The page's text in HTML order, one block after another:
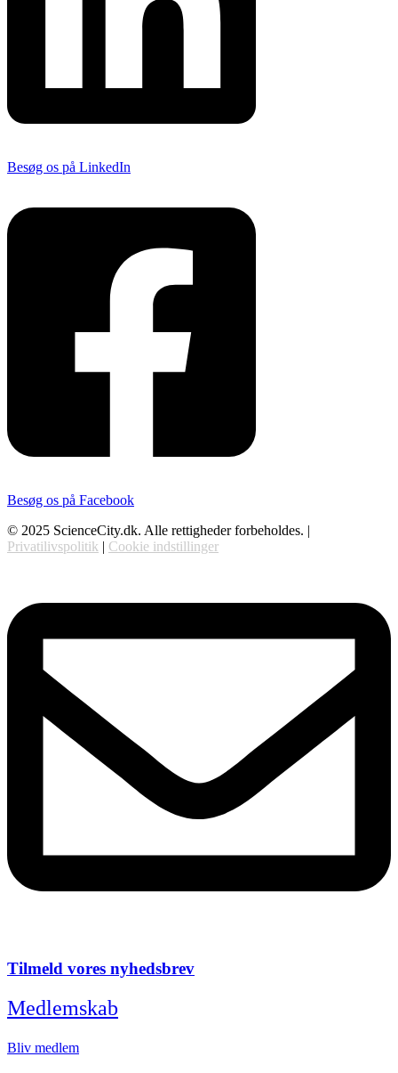
Besøg os på LinkedIn
Besøg os på Facebook
© 2025 ScienceCity.dk. Alle rettigheder forbeholdes. |
Privatilivspolitik | Cookie indstillinger
Tilmeld vores nyhedsbrev
Medlemskab
Bliv medlem